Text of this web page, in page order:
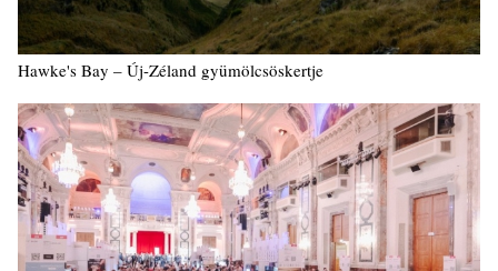
Hawke's Bay – Új-Zéland gyümölcsöskertje